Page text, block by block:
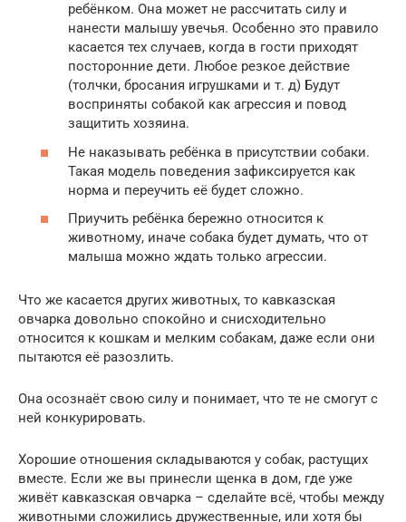
ребёнком. Она может не рассчитать силу и
нанести малышу увечья. Особенно это правило
касается тех случаев, когда в гости приходят
посторонние дети. Любое резкое действие
(толчки, бросания игрушками и т. д) Будут
восприняты собакой как агрессия и повод
защитить хозяина.
Не наказывать ребёнка в присутствии собаки.
Такая модель поведения зафиксируется как
норма и переучить её будет сложно.
Приучить ребёнка бережно относится к
животному, иначе собака будет думать, что от
малыша можно ждать только агрессии.
Что же касается других животных, то кавказская
овчарка довольно спокойно и снисходительно
относится к кошкам и мелким собакам, даже если они
пытаются её разозлить.
Она осознаёт свою силу и понимает, что те не смогут с
ней конкурировать.
Хорошие отношения складываются у собак, растущих
вместе. Если же вы принесли щенка в дом, где уже
живёт кавказская овчарка – сделайте всё, чтобы между
животными сложились дружественные, или хотя бы